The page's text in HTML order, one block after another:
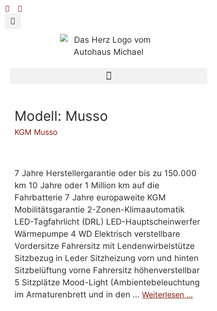
Modell: Musso
KGM Musso
7 Jahre Herstellergarantie oder bis zu 150.000
km 10 Jahre oder 1 Million km auf die
Fahrbatterie 7 Jahre europaweite KGM
Mobilitätsgarantie 2-Zonen-Klimaautomatik
LED-Tagfahrlicht (DRL) LED-Hauptscheinwerfer
Wärmepumpe 4 WD Elektrisch verstellbare
Vordersitze Fahrersitz mit Lendenwirbelstütze
Sitzbezug in Leder Sitzheizung vorn und hinten
Sitzbelüftung vorne Fahrersitz höhenverstellbar
5 Sitzplätze Mood-Light (Ambientebeleuchtung
im Armaturenbrett und in den … Weiterlesen …